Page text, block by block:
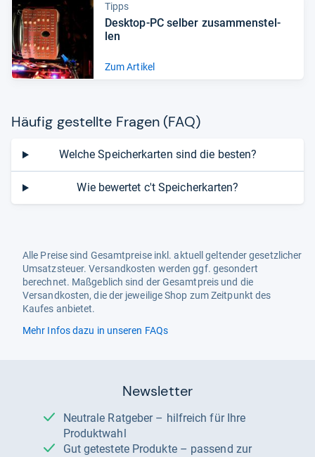
Tipps
Desktop-​PC sel­ber zusam­men­stel­
len
Zum Artikel
Häu­fig gestellte Fra­gen (FAQ)
Welche Speicherkarten sind die besten?
Wie bewertet c't Speicherkarten?
Alle Preise sind Gesamtpreise inkl. aktuell geltender gesetzlicher
Umsatzsteuer. Versandkosten werden ggf. gesondert
berechnet. Maßgeblich sind der Gesamtpreis und die
Versandkosten, die der jeweilige Shop zum Zeitpunkt des
Kaufes anbietet.
Mehr Infos dazu in unseren FAQs
Newsletter
Neutrale Ratgeber – hilfreich für Ihre
Produktwahl
Gut getestete Produkte – passend zur